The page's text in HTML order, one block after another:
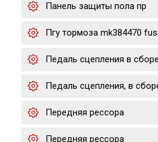
Панель защиты пола пр
Пгу тормоза mk384470
Педаль сцепления в сборе
Педаль сцепления, в
Передняя рессора
Передняя рессора